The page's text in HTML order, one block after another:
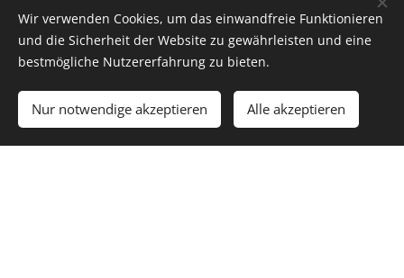
Wir verwenden Cookies, um das einwandfreie Funktionieren
und die Sicherheit der Website zu gewährleisten und eine
bestmögliche Nutzererfahrung zu bieten.
Nur notwendige akzeptieren Alle akzeptieren